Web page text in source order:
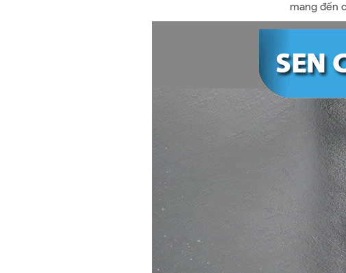
mang đến